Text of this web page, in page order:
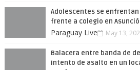
Adolescentes se
frente a colegio en
Paraguay Live May 13,
Balacera entre banda de
intento de asalto en un